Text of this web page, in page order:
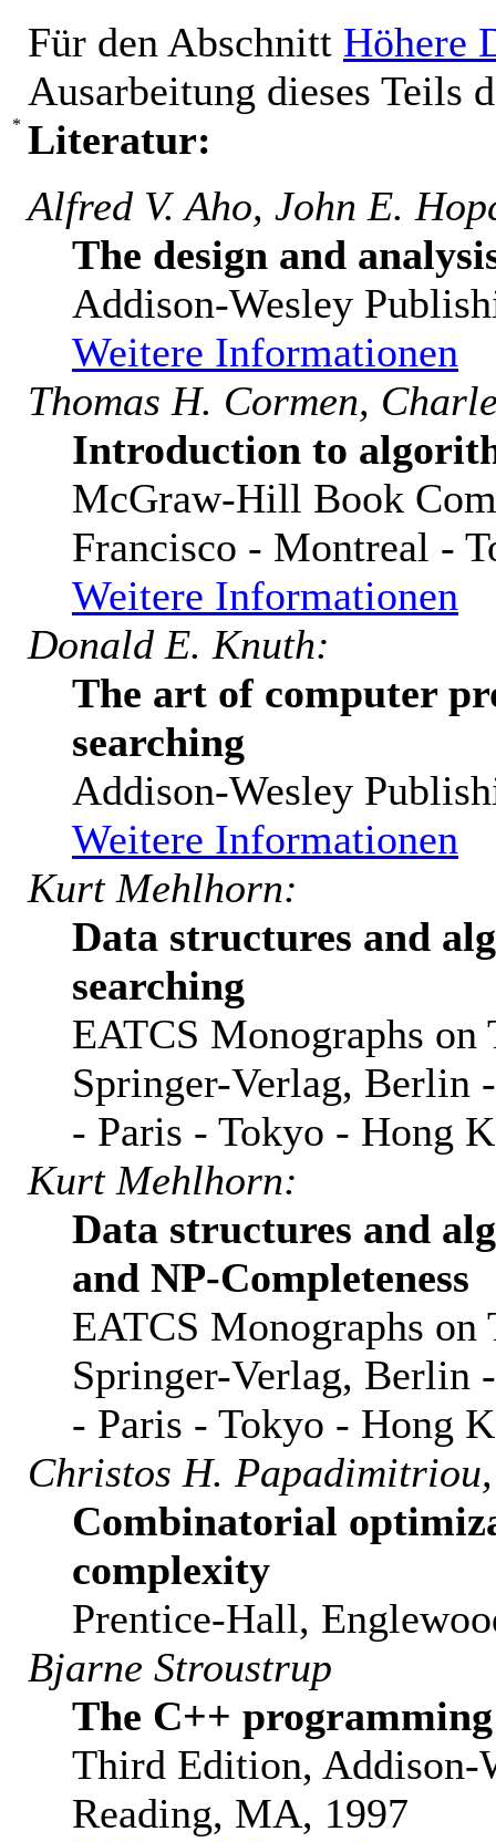
Für den Abschnitt Höhere
Ausarbeitung dieses Teils
Literatur:
Alfred V. Aho, John E.
The design and
Addison-Wesley
Weitere Informationen
Thomas H. Cormen,
Introduction to
McGraw-Hill Book
Francisco - Montreal -
Weitere Informationen
Donald E. Knuth:
The art of computer
searching
Addison-Wesley
Weitere Informationen
Kurt Mehlhorn:
Data structures and
searching
EATCS Monographs
Springer-Verlag, Berlin
- Paris - Tokyo - Hong
Kurt Mehlhorn:
Data structures and
and NP-Completeness
EATCS Monographs
Springer-Verlag, Berlin
- Paris - Tokyo - Hong
Christos H.
Combinatorial
complexity
Prentice-Hall,
Bjarne Stroustrup
The C++
Third Edition, Addison-
Reading, MA, 1997